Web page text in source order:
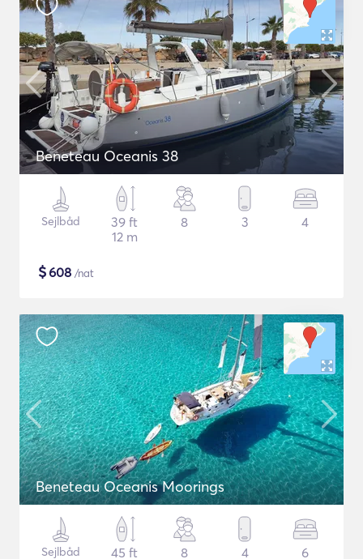
Beneteau Oceanis 38
Sejlbåd
39 ft
12 m
8 3 4
$608 /nat
Beneteau Oceanis Moorings
Sejlbåd
45 ft
8 4 6